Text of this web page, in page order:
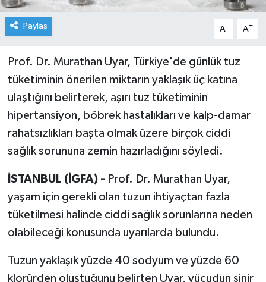
Paylaş A- A+
Prof. Dr. Murathan Uyar, Türkiye'de günlük tuz
tüketiminin önerilen miktarın yaklaşık üç katına
ulaştığını belirterek, aşırı tuz tüketiminin
hipertansiyon, böbrek hastalıkları ve kalp-damar
rahatsızlıkları başta olmak üzere birçok ciddi
sağlık sorununa zemin hazırladığını söyledi.
İSTANBUL (İGFA) - Prof. Dr. Murathan Uyar,
yaşam için gerekli olan tuzun ihtiyaçtan fazla
tüketilmesi halinde ciddi sağlık sorunlarına neden
olabileceği konusunda uyarılarda bulundu.
Tuzun yaklaşık yüzde 40 sodyum ve yüzde 60
klorürden oluştuğunu belirten Uyar, vücudun sinir